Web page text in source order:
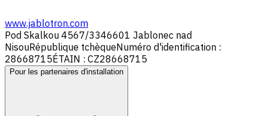
www.jablotron.com
Pod Skalkou 4567/3346601 Jablonec nad
NisouRépublique tchèqueNuméro d'identification :
28668715ÉTAIN : CZ28668715
Pour les partenaires d'installation